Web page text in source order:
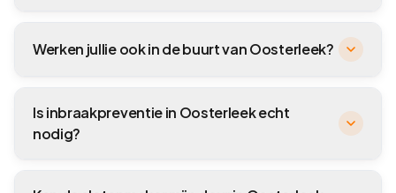
Werken jullie ook in de buurt van Oosterleek?
Is inbraakpreventie in Oosterleek echt
nodig?